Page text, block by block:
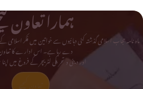
ہمارا تعاون
ماہ نامہ حجاب اسلامی گذشتہ کئی دہائیوں سے خواتین میں فکر
دے رہا ہے۔ اس ادارے کا تعاون
اور دینی و تحریکی لٹریچر کے فروغ میں